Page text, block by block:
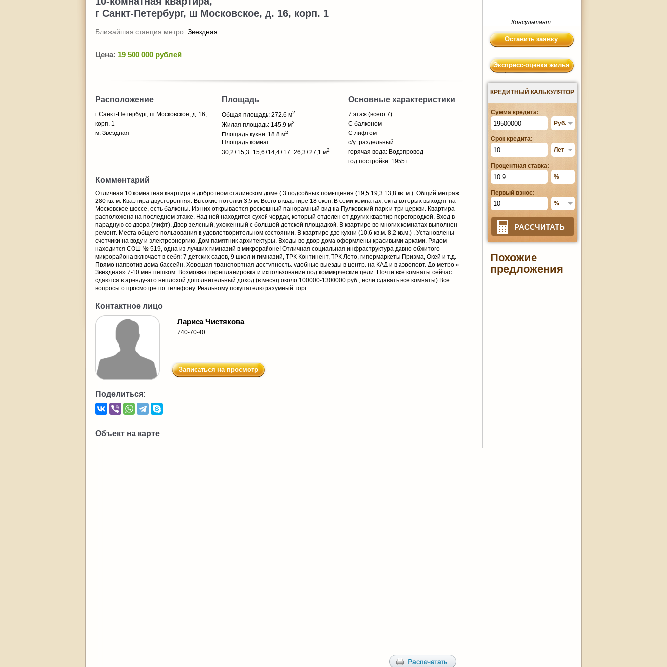
г Санкт-Петербург, ш Московское, д. 16, корп. 1
Ближайшая станция метро: Звездная
Цена: 19 500 000 рублей
Расположение
г Санкт-Петербург, ш Московское, д. 16,
корп. 1
м. Звездная
Площадь
Общая площадь: 272.6 м2
Жилая площадь: 145.9 м2
Площадь кухни: 18.8 м2
Площадь комнат:
30,2+15,3+15,6+14,4+17+26,3+27,1 м2
Основные характеристики
7 этаж (всего 7)
С балконом
С лифтом
с/у: раздельный
горячая вода: Водопровод
год постройки: 1955 г.
Комментарий
Отличная 10 комнатная квартира в добротном сталинском доме ( 3 подсобных помещения (19,5 19,3 13,8 кв. м.). Общий метраж
280 кв. м. Квартира двусторонняя. Высокие потолки 3,5 м. Всего в квартире 18 окон. В семи комнатах, окна которых выходят на
Московское шоссе, есть балконы. Из них открывается роскошный панорамный вид на Пулковский парк и три церкви. Квартира
расположена на последнем этаже. Над ней находится сухой чердак, который отделен от других квартир перегородкой. Вход в
парадную со двора (лифт). Двор зеленый, ухоженный с большой детской площадкой. В квартире во многих комнатах выполнен
ремонт. Места общего пользования в удовлетворительном состоянии. В квартире две кухни (10,6 кв.м. 8,2 кв.м.) . Установлены
счетчики на воду и электроэнергию. Дом памятник архитектуры. Входы во двор дома оформлены красивыми арками. Рядом
находится СОШ № 519, одна из лучших гимназий в микрорайоне! Отличная социальная инфраструктура давно обжитого
микрорайона включает в себя: 7 детских садов, 9 школ и гимназий, ТРК Континент, ТРК Лето, гипермаркеты Призма, Окей и т.д.
Прямо напротив дома бассейн. Хорошая транспортная доступность, удобные выезды в центр, на КАД и в аэропорт. До метро «
Звездная» 7-10 мин пешком. Возможна перепланировка и использование под коммерческие цели. Почти все комнаты сейчас
сдаются в аренду-это неплохой дополнительный доход (в месяц около 100000-1300000 руб., если сдавать все комнаты) Все
вопросы о просмотре по телефону. Реальному покупателю разумный торг.
Контактное лицо
Лариса Чистякова
740-70-40
Записаться на просмотр
Поделиться:
Объект на карте
Консультант
Оставить заявку
Экспресс-оценка жилья
КРЕДИТНЫЙ КАЛЬКУЛЯТОР
Сумма кредита:
Срок кредита:
Процентная ставка:
Первый взнос:
РАССЧИТАТЬ
Похожие
предложения